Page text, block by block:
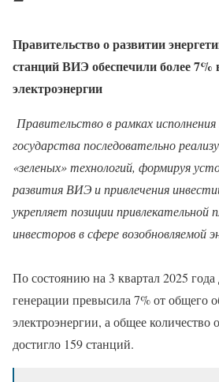
Правительство о развитии
станций ВИЭ обеспечили более
электроэнергии
Правительство в рамках
государства последовательно
«зеленых» технологий, формируя
развития ВИЭ и привлечения
укрепляет позиции привлекательной
инвесторов в сфере возобновляемой
По состоянию на 3 квартал 2025 года
генерации превысила 7% от общего
электроэнергии, а общее
достигло 159 станций.